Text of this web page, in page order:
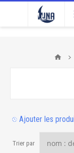
Ajouter les
Trier par